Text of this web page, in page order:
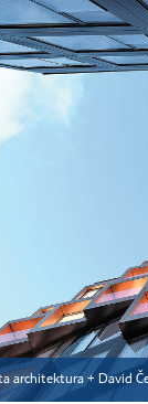
architektura + David